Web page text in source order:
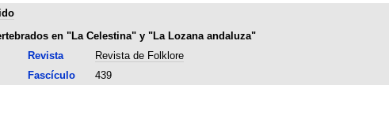
en "La Celestina" y "La Lozana andaluza"
Revista Revista de Folklore
Fascículo 439